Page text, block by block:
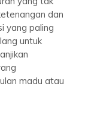
dan
yang paling
untuk
madu atau